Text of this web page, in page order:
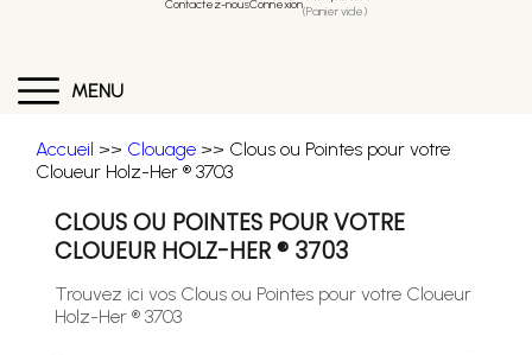
Contactez-nousConnexion(Panier vide)
MENU
Accueil >> Clouage >> Clous ou Pointes pour votre
Cloueur Holz-Her ® 3703
CLOUS OU POINTES POUR VOTRE
CLOUEUR HOLZ-HER ® 3703
Trouvez ici vos Clous ou Pointes pour votre Cloueur
Holz-Her ® 3703